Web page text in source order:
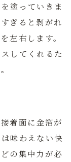
塗っていきま
ぎると剥がれ
左右します。
してくれるた
着面に金箔が
味わえない快
の集中力が必